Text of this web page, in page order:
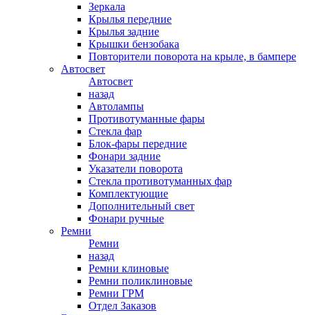
Зеркала
Крылья передние
Крылья задние
Крышки бензобака
Повторители поворота на крыле, в бампере
Автосвет
Автосвет
назад
Автолампы
Противотуманные фары
Стекла фар
Блок-фары передние
Фонари задние
Указатели поворота
Стекла противотуманных фар
Комплектующие
Дополнительный свет
Фонари ручные
Ремни
Ремни
назад
Ремни клиновые
Ремни поликлиновые
Ремни ГРМ
Отдел Заказов